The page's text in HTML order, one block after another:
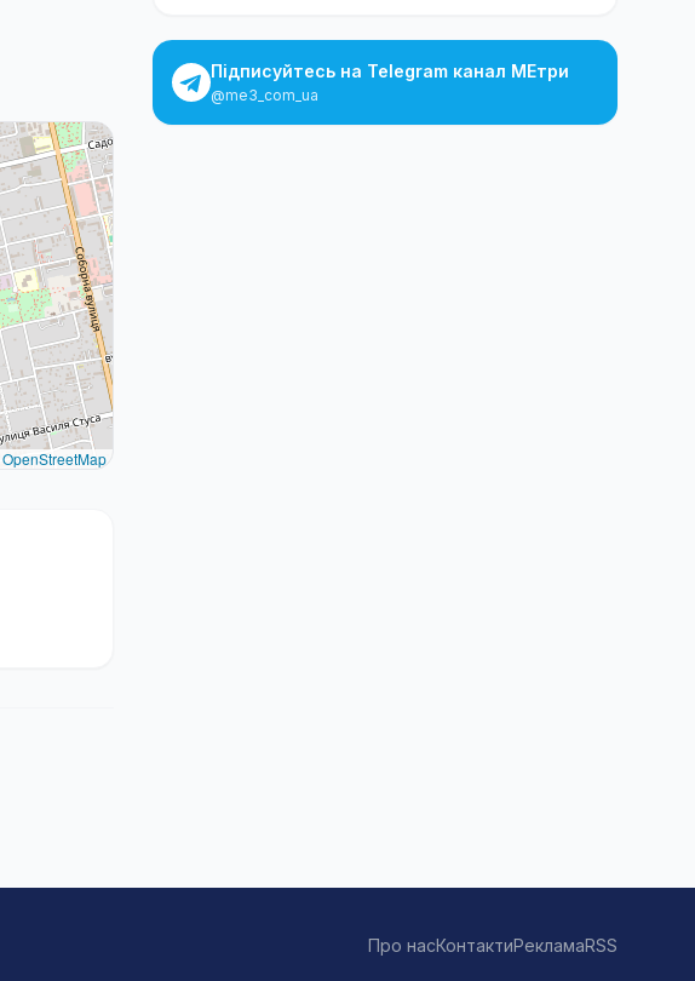
OpenStreetMap
Підписуйтесь на Telegram канал МЕтри
@me3_com_ua
Про насКонтактиРекламаRSS